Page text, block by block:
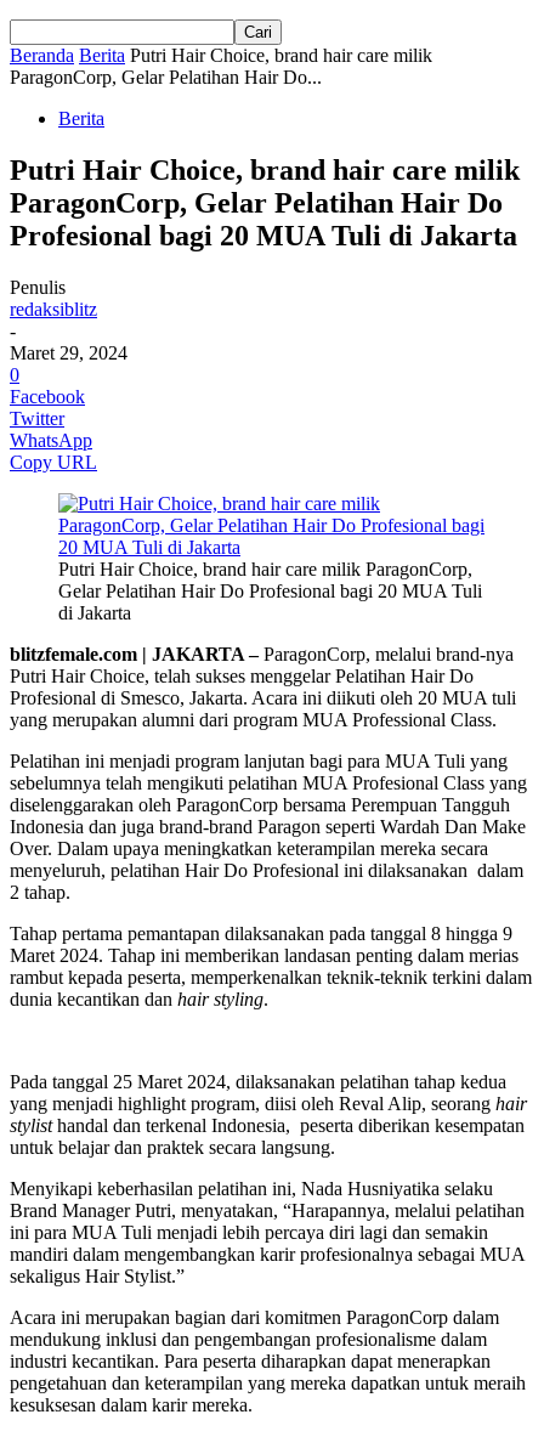
Beranda Berita Putri Hair Choice, brand hair care milik
ParagonCorp, Gelar Pelatihan Hair Do...
Berita
Putri Hair Choice, brand hair care milik
ParagonCorp, Gelar Pelatihan Hair Do
Profesional bagi 20 MUA Tuli di Jakarta
Penulis
redaksiblitz
-
Maret 29, 2024
0
Facebook
Twitter
WhatsApp
Copy URL
Putri Hair Choice, brand hair care milik ParagonCorp,
Gelar Pelatihan Hair Do Profesional bagi 20 MUA Tuli
di Jakarta
blitzfemale.com | JAKARTA –ParagonCorp, melalui brand-nya
Putri Hair Choice, telah sukses menggelar Pelatihan Hair Do
Profesional di Smesco, Jakarta. Acara ini diikuti oleh 20 MUA tuli
yang merupakan alumni dari program MUA Professional Class.
Pelatihan ini menjadi program lanjutan bagi para MUA Tuli yang
sebelumnya telah mengikuti pelatihan MUA Profesional Class yang
diselenggarakan oleh ParagonCorp bersama Perempuan Tangguh
Indonesia dan juga brand-brand Paragon seperti Wardah Dan Make
Over. Dalam upaya meningkatkan keterampilan mereka secara
menyeluruh, pelatihan Hair Do Profesional ini dilaksanakan dalam
2 tahap.
Tahap pertama pemantapan dilaksanakan pada tanggal 8 hingga 9
Maret 2024. Tahap ini memberikan landasan penting dalam merias
rambut kepada peserta, memperkenalkan teknik-teknik terkini dalam
dunia kecantikan dan hair styling.
Pada tanggal 25 Maret 2024, dilaksanakan pelatihan tahap kedua
yang menjadi highlight program, diisi oleh Reval Alip, seorang hair
stylisthandal dan terkenal Indonesia, peserta diberikan kesempatan
untuk belajar dan praktek secara langsung.
Menyikapi keberhasilan pelatihan ini, Nada Husniyatika selaku
Brand Manager Putri, menyatakan, “Harapannya, melalui pelatihan
ini para MUA Tuli menjadi lebih percaya diri lagi dan semakin
mandiri dalam mengembangkan karir profesionalnya sebagai MUA
sekaligus Hair Stylist.”
Acara ini merupakan bagian dari komitmen ParagonCorp dalam
mendukung inklusi dan pengembangan profesionalisme dalam
industri kecantikan. Para peserta diharapkan dapat menerapkan
pengetahuan dan keterampilan yang mereka dapatkan untuk meraih
kesuksesan dalam karir mereka.